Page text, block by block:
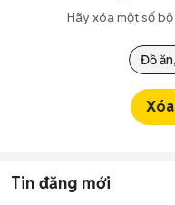
Hãy xóa một số
Đồ
Tin đăng mới